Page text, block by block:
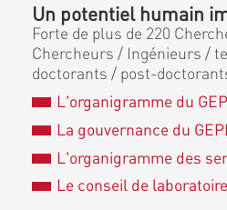
Un potentiel humain
Forte de plus de 220
Chercheurs / Ingénieurs /
doctorants / post-
L'organigramme du
La gouvernance du
L'organigramme des
Le conseil de laboratoire